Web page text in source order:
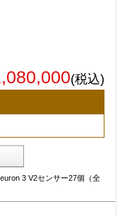
(税込)
3 V2センサー27個（全